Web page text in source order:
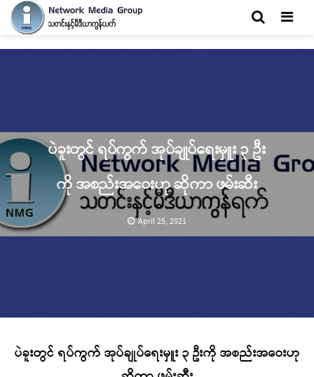
ပဲခူးတွင် ရပ်ကွက် အုပ်ချုပ်ရေးမှူး ၃ ဦး
ကို အစည်းအဝေးဟု ဆိုကာ ဖမ်းဆီး
April 25, 2021
ပဲခူးတွင် ရပ်ကွက် အုပ်ချုပ်ရေးမှူး ၃ ဦးကို အစည်းအဝေးဟု